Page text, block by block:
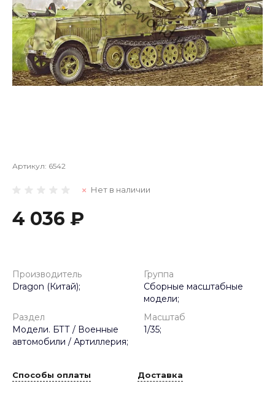
Артикул: 6542
Нет в наличии
4 036 ₽
Производитель
Dragon (Китай);
Группа
Сборные масштабные
модели;
Раздел
Модели. БТТ / Военные
автомобили / Артиллерия;
Масштаб
1/35;
Способы оплаты Доставка